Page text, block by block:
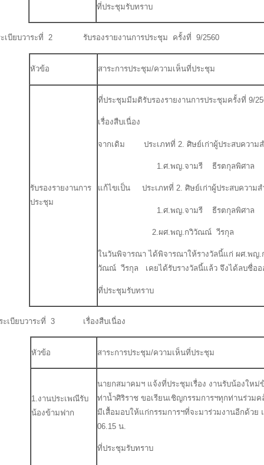
ที่ประชุมรับทราบ
ะเบียบวาระที่ 2 รับรองรายงานการประชุม ครั้งที่ 9/2560
หัวข้อ สาระการประชุม/ความเห็นที่ประชุม
รับรองรายงานการ
ประชุม
ที่ประชุมมีมติรับรองรายงานการประชุมครั้งที่ 9/
เรื่องสืบเนื่อง
จากเดิม ประเภทที่ 2. ศิษย์เก่าผู้ประสบความส
1.ศ.พญ.จามรี ธีรตกุลพิศา
แก้ไขเป็น ประเภทที่ 2. ศิษย์เก่าผู้ประสบความส
1.ศ.พญ.จามรี ธีรตกุลพิศา
2.ผศ.พญ.กวิวัณณ์ วีรกุล
ในวันพิจารณา ได้พิจารณาให้รางวัลนี้แก่ ผศ.พ
วัณณ์ วีรกุล เคยได้รับรางวัลนี้แล้ว จึงได้ลบชื่ออ
ที่ประชุมรับทราบ
ะเบียบวาระที่ 3 เรื่องสืบเนื่อง
หัวข้อ สาระการประชุม/ความเห็นที่ประชุม
1.งานประเพณีรับ
น้องข้ามฟาก
นายกสมาคมฯ แจ้งที่ประชุมเรื่อง งานรับน้องใหม่
ท่าน้ำศิริราช ขอเรียนเชิญกรรมการฯทุกท่านร่ว
มีเสื้อมอบให้แก่กรรมการฯที่จะมาร่วมงานอีกด้วย
06.15 น.
ที่ประชุมรับทราบ